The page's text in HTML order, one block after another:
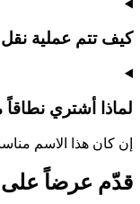
كيف تتم عملية نقل Arab.Coach؟
لماذا أشتري
إن كان هذا الاسم
قدّم عرضاً على Arab.Coach